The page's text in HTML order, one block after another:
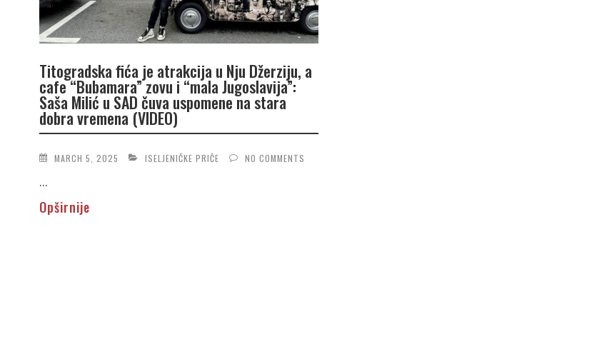
Titogradska fića je atrakcija u Nju Džerziju, a
cafe “Bubamara” zovu i “mala Jugoslavija”:
Saša Milić u SAD čuva uspomene na stara
dobra vremena (VIDEO)
MARCH 5, 2025 ISELJENIČKE PRIČE NO COMMENTS
...
Opširnije